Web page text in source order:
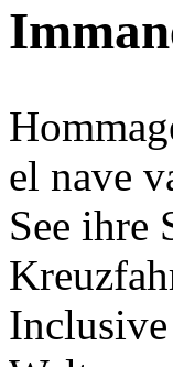
el nave
See ihre
Inclusive